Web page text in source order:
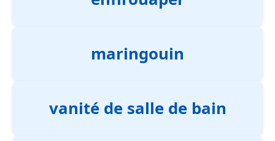
maringouin
vanité de salle de bain